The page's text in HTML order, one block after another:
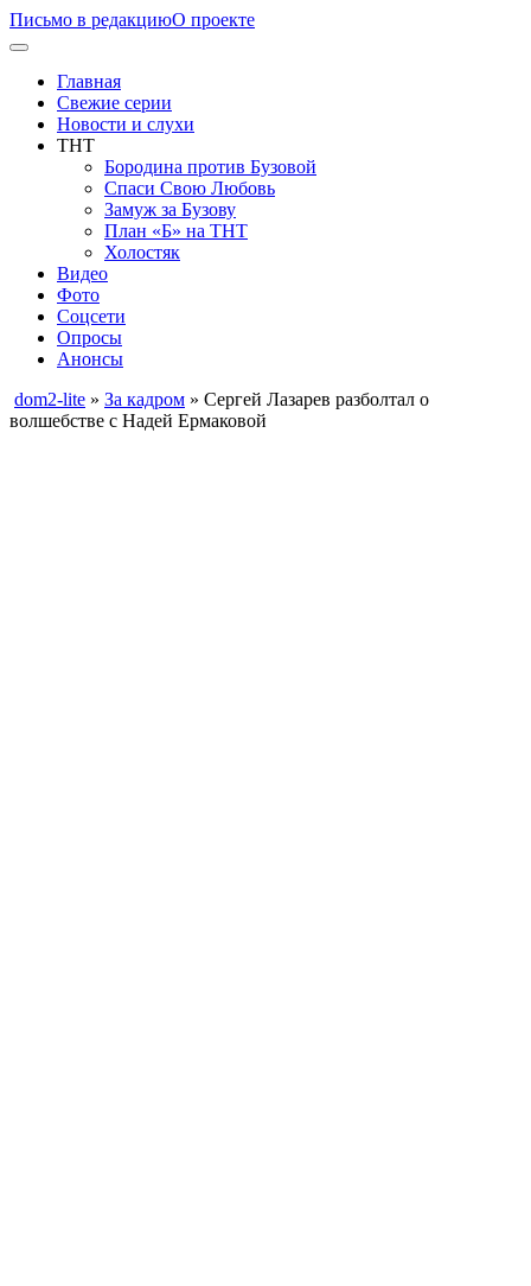
Письмо в редакциюО проекте
Главная
Свежие серии
Новости и слухи
ТНТ
Бородина против Бузовой
Спаси Свою Любовь
Замуж за Бузову
План «Б» на ТНТ
Холостяк
Видео
Фото
Соцсети
Опросы
Анонсы
dom2-lite » За кадром » Сергей Лазарев разболтал о
волшебстве с Надей Ермаковой